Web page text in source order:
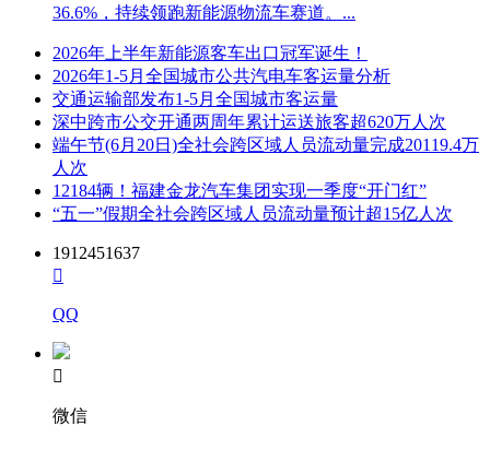
36.6%，持续领跑新能源物流车赛道。...
2026年上半年新能源客车出口冠军诞生！
2026年1-5月全国城市公共汽电车客运量分析
交通运输部发布1-5月全国城市客运量
深中跨市公交开通两周年累计运送旅客超620万人次
端午节(6月20日)全社会跨区域人员流动量完成20119.4万
人次
12184辆！福建金龙汽车集团实现一季度“开门红”
“五一”假期全社会跨区域人员流动量预计超15亿人次
1912451637

QQ

微信